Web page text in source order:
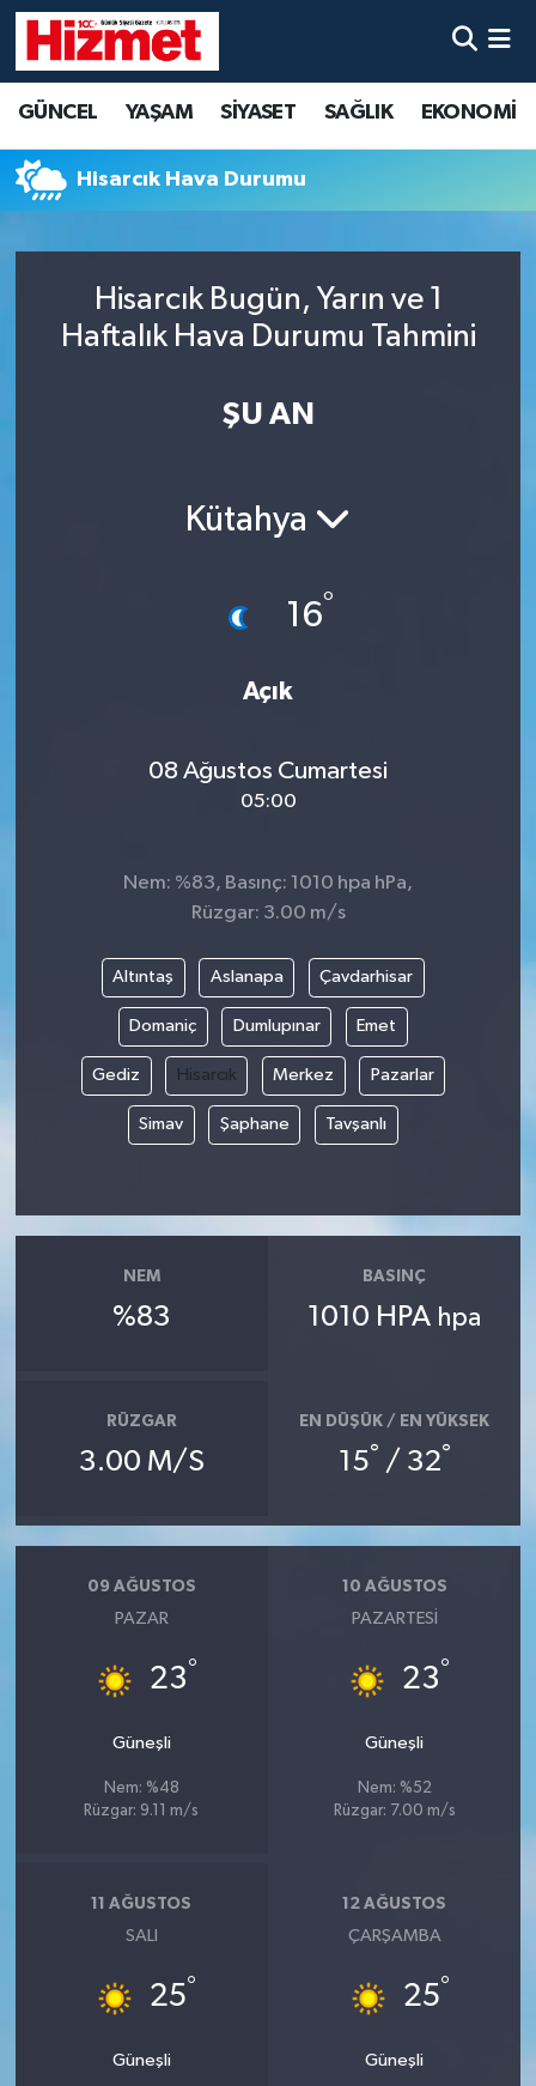
GÜNCEL YAŞAM SİYASET SAĞLIK EKONOMİ
Hisarcık Hava Durumu
Hisarcık Bugün, Yarın ve 1
Haftalık Hava Durumu Tahmini
ŞU AN
Kütahya
16°
Açık
08 Ağustos Cumartesi
05:00
Nem: %83, Basınç: 1010 hpa hPa,
Rüzgar: 3.00 m/s
Altıntaş Aslanapa Çavdarhisar
Domaniç Dumlupınar Emet
Gediz Hisarcık Merkez Pazarlar
Simav Şaphane Tavşanlı
NEM
%83
BASINÇ
1010 HPA hpa
RÜZGAR
3.00 M/S
EN DÜŞÜK / EN YÜKSEK
15° / 32°
09 AĞUSTOS
PAZAR
23°
Güneşli
Nem: %48
Rüzgar: 9.11 m/s
10 AĞUSTOS
PAZARTESI
23°
Güneşli
Nem: %52
Rüzgar: 7.00 m/s
11 AĞUSTOS
SALI
25°
Güneşli
12 AĞUSTOS
ÇARŞAMBA
25°
Güneşli
YAŞAM
SİYASET
EKONOMİ
Denizli Hava Durumu
Denizli Trafik Yoğunluk Haritası
Tüm Manşetler